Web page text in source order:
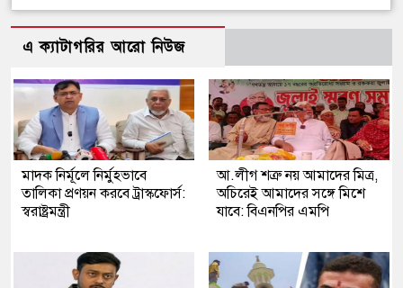
এ ক্যাটাগরির আরো নিউজ
মাদক নির্মূলে নির্মুহভাবে
তালিকা প্রণয়ন করবে ট্রাস্কফোর্স:
স্বরাষ্ট্রমন্ত্রী
আ.লীগ শত্রু নয় আমাদের মিত্র,
অচিরেই আমাদের সঙ্গে মিশে
যাবে: বিএনপির এমপি